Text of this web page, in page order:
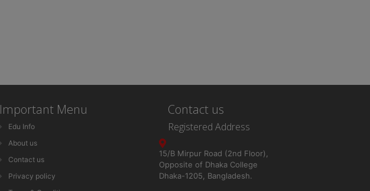
Important Menu
Edu Info
About us
Contact us
Privacy policy
Contact us
Registered Address
15/B Mirpur Road (2nd Floor),
Opposite of Dhaka College
Dhaka-1205, Bangladesh.